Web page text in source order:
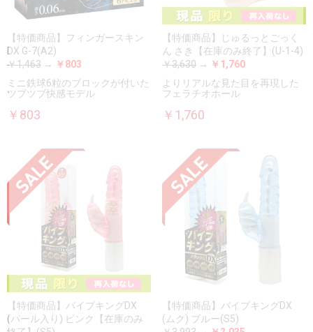
【特価商品】フィンガースキン
DX G-7(A2)
￥1,463 → ￥803
ミニ鉄球6粒のブロックが付いた
ツブツブ快感モデル
￥803
【特価商品】じゅるっとごっく
ん さき【在庫のみ終了】(U-1-4)
￥3,630 → ￥1,760
よりリアルな見た目を再現した
フェラチオホール
￥1,760
【特価商品】バイブキングDX
(パール入り) ピンク【在庫のみ
【特価商品】バイブキングDX
(ムク) ブルー(S5)